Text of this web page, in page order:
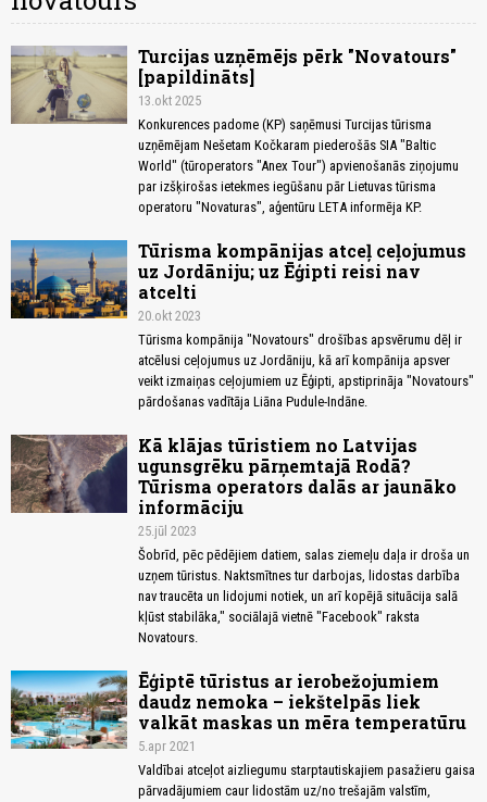
Turcijas uzņēmējs pērk "Novatours"
[papildināts]
13.okt 2025
Konkurences padome (KP) saņēmusi Turcijas tūrisma
uzņēmējam Nešetam Kočkaram piederošās SIA "Baltic
World" (tūroperators "Anex Tour") apvienošanās ziņojumu
par izšķirošas ietekmes iegūšanu pār Lietuvas tūrisma
operatoru "Novaturas", aģentūru LETA informēja KP.
Tūrisma kompānijas atceļ ceļojumus
uz Jordāniju; uz Ēģipti reisi nav
atcelti
20.okt 2023
Tūrisma kompānija "Novatours" drošības apsvērumu dēļ ir
atcēlusi ceļojumus uz Jordāniju, kā arī kompānija apsver
veikt izmaiņas ceļojumiem uz Ēģipti, apstiprināja "Novatours"
pārdošanas vadītāja Liāna Pudule-Indāne.
Kā klājas tūristiem no Latvijas
ugunsgrēku pārņemtajā Rodā?
Tūrisma operators dalās ar jaunāko
informāciju
25.jūl 2023
Šobrīd, pēc pēdējiem datiem, salas ziemeļu daļa ir droša un
uzņem tūristus. Naktsmītnes tur darbojas, lidostas darbība
nav traucēta un lidojumi notiek, un arī kopējā situācija salā
kļūst stabilāka," sociālajā vietnē "Facebook" raksta
Novatours.
Ēģiptē tūristus ar ierobežojumiem
daudz nemoka – iekštelpās liek
valkāt maskas un mēra temperatūru
5.apr 2021
Valdībai atceļot aizliegumu starptautiskajiem pasažieru gaisa
pārvadājumiem caur lidostām uz/no trešajām valstīm,